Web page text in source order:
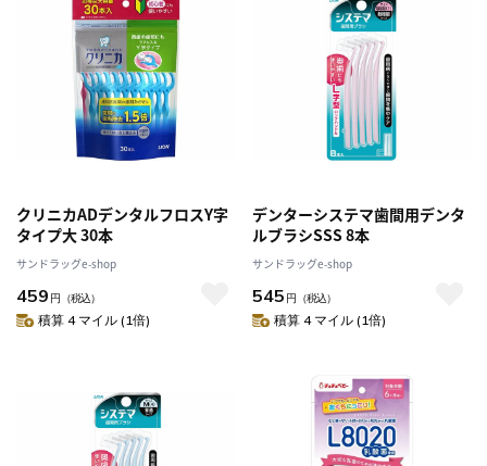
クリニカADデンタルフロスY字
タイプ大 30本
サンドラッグe-shop
459 円 （税込）
積算 4 マイル (1倍)
デンターシステマ歯間用デンタ
ルブラシSSS 8本
サンドラッグe-shop
545 円 （税込）
積算 4 マイル (1倍)